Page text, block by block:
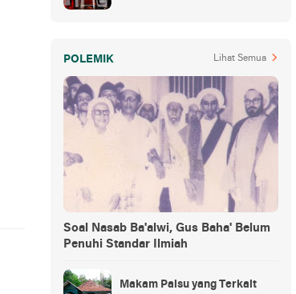
POLEMIK Lihat Semua
Soal Nasab Ba'alwi, Gus Baha' Belum
Penuhi Standar Ilmiah
Makam Palsu yang Terkait